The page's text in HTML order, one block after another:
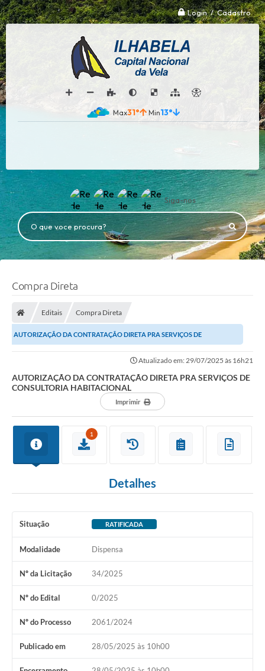
Login / Cadastro
31° 13°
Siga-nos
O que voce procura?
Compra Direta
Editais Compra Direta
AUTORIZAÇÃO DA CONTRATAÇÃO DIRETA PRA SERVIÇOS DE
Atualizado em: 29/07/2025 às 16h21
AUTORIZAÇÃO DA CONTRATAÇÃO DIRETA PRA SERVIÇOS DE
CONSULTORIA HABITACIONAL
Imprimir
1
Detalhes
Situação RATIFICADA
Modalidade Dispensa
Nº da Licitação 34/2025
Nº do Edital 0/2025
Nº do Processo 2061/2024
Publicado em 28/05/2025 às 10h00